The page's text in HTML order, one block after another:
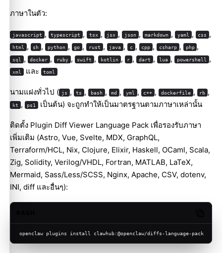
ภาษาในตัว:
javascript , typescript , tsx , jsx , json , markdown , yaml , css ,
html , sh , python , go , rust , java , c , cpp , csharp , php ,
sql , docker , ruby , swift , kotlin , r , dart , lua , powershell ,
xml และ toml
นามแฝงทั่วไป ( js , ts , bash , md , yml , c++ , dockerfile , rb ,
kt , ps1 เป็นต้น) จะถูกทำให้เป็นมาตรฐานตามภาษาเหล่านั้น
ติดตั้ง Plugin Diff Viewer Language Pack เพื่อรองรับภาษา
เพิ่มเติม (Astro, Vue, Svelte, MDX, GraphQL,
Terraform/HCL, Nix, Clojure, Elixir, Haskell, OCaml, Scala,
Zig, Solidity, Verilog/VHDL, Fortran, MATLAB, LaTeX,
Mermaid, Sass/Less/SCSS, Nginx, Apache, CSV, dotenv,
INI, diff และอื่นๆ):
openclaw plugins install clawhub:@openclaw/diffs-language-pack